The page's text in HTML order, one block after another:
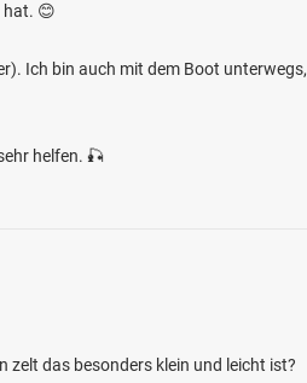
hat. 😊
Ich bin auch mit dem Boot unterwegs,
helfen. 🎣
zelt das besonders klein und leicht ist?